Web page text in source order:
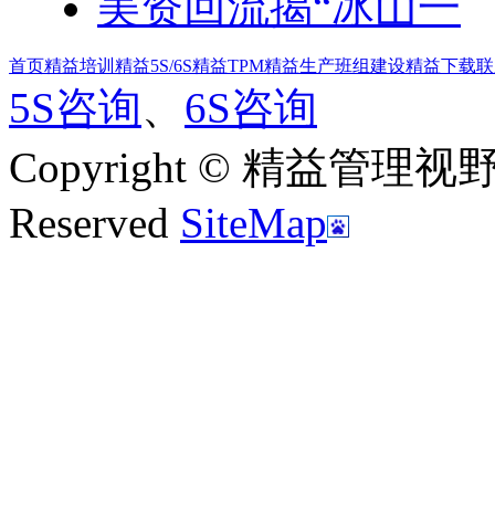
首页精益培训 精益5S/6S精益TPM精益生产班组建设精益下载
5S咨询、 6S咨询
Copyright © 精益管理视
Reserved SiteMap